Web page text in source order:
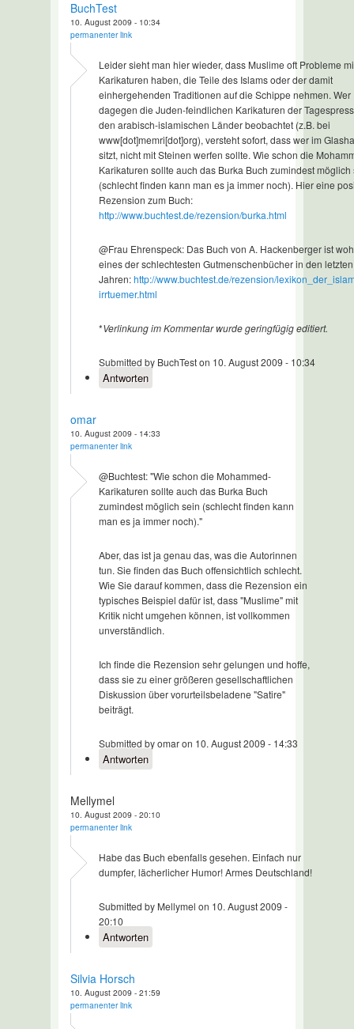
BuchTest
10. August 2009 - 10:34
permanenter link
Leider sieht man hier wieder, dass Muslime oft Probleme
Karikaturen haben, die Teile des Islams oder der damit
einhergehenden Traditionen auf die Schippe nehmen. Wer
dagegen die Juden-feindlichen Karikaturen der
den arabisch-islamischen Länder beobachtet (z.B. bei
www[dot]memri[dot]org), versteht sofort, dass wer im
sitzt, nicht mit Steinen werfen sollte. Wie schon die
Karikaturen sollte auch das Burka Buch zumindest möglich
(schlecht finden kann man es ja immer noch). Hier eine
Rezension zum Buch:
http://www.buchtest.de/rezension/burka.html
@Frau Ehrenspeck: Das Buch von A. Hackenberger ist
eines der schlechtesten Gutmenschenbücher in den letzten
Jahren:http://www.buchtest.de/rezension/
irrtuemer.html
*Verlinkung im Kommentar wurde geringfügig editiert.
Submitted by BuchTest on 10. August 2009 - 10:34
Antworten
omar
10. August 2009 - 14:33
permanenter link
@Buchtest: "Wie schon die Mohammed-
Karikaturen sollte auch das Burka Buch
zumindest möglich sein (schlecht finden kann
man es ja immer noch)."
Aber, das ist ja genau das, was die Autorinnen
tun. Sie finden das Buch offensichtlich schlecht.
Wie Sie darauf kommen, dass die Rezension ein
typisches Beispiel dafür ist, dass "Muslime" mit
Kritik nicht umgehen können, ist vollkommen
unverständlich.
Ich finde die Rezension sehr gelungen und hoffe,
dass sie zu einer größeren gesellschaftlichen
Diskussion über vorurteilsbeladene "Satire"
beiträgt.
Submitted by omar on 10. August 2009 - 14:33
Antworten
Mellymel
10. August 2009 - 20:10
permanenter link
Habe das Buch ebenfalls gesehen. Einfach nur
dumpfer, lächerlicher Humor! Armes Deutschland!
Submitted by Mellymel on 10. August 2009 -
20:10
Antworten
Silvia Horsch
10. August 2009 - 21:59
permanenter link